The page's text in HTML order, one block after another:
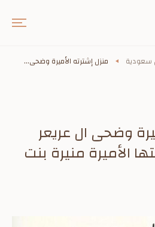
سعودية منزل إشترته الأميرة وضحى...
وضحى ال عريعر
الأميرة منيرة بنت